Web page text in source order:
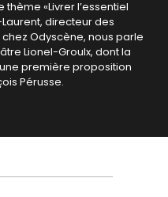
«Livrer l’essentiel
Laurent, directeur des
Odyscène, nous parle
Lionel-Groulx, dont la
première proposition
Pérusse.